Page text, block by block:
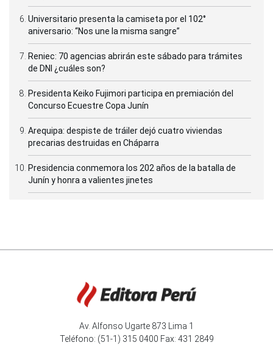
Universitario presenta la camiseta por el 102°
aniversario: “Nos une la misma sangre”
Reniec: 70 agencias abrirán este sábado para trámites
de DNI ¿cuáles son?
Presidenta Keiko Fujimori participa en premiación del
Concurso Ecuestre Copa Junín
Arequipa: despiste de tráiler dejó cuatro viviendas
precarias destruidas en Cháparra
Presidencia conmemora los 202 años de la batalla de
Junín y honra a valientes jinetes
Av. Alfonso Ugarte 873 Lima 1
Teléfono: (51-1) 315 0400 Fax: 431 2849